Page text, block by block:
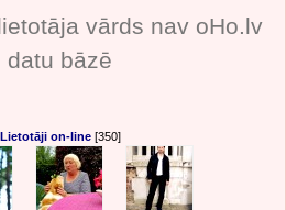
vārds nav oHo.lv
datu bāzē
Lietotāji on-line[350]